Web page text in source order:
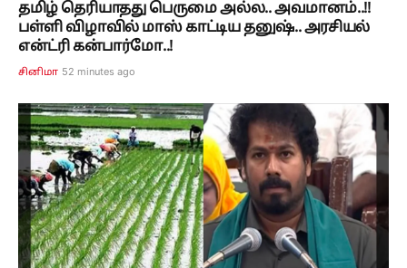
தமிழ் தெரியாதது பெருமை அல்ல.. அவமானம்..!!
பள்ளி விழாவில் மாஸ் காட்டிய தனுஷ்.. அரசியல்
என்ட்ரி கன்பார்மோ..!
சினிமா 52 minutes ago